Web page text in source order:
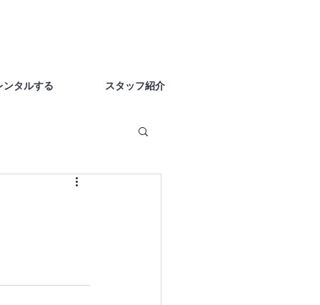
ンタルする スタッフ紹介